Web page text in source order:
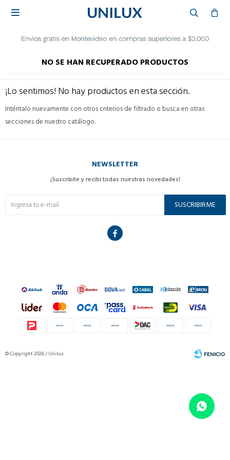

NO SE HAN RECUPERADO PRODUCTOS
¡Lo sentimos! No hay productos en esta sección.
Inténtalo nuevamente con otros criterios de filtrado o busca en otras
secciones de nuestro catálogo.
NEWSLETTER
¡Suscribite y recibí todas nuestras novedades!
SUSCRIBIRME

© Copyright 2026 / Unilux